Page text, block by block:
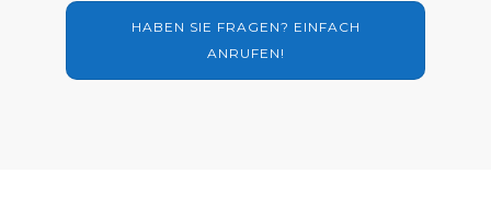
HABEN SIE FRAGEN? EINFACH
ANRUFEN!